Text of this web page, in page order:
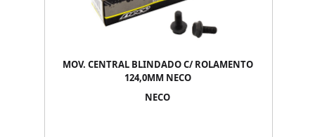
MOV. CENTRAL BLINDADO C/ ROLAMENTO
124,0MM NECO
NECO